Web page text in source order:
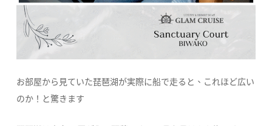
お部屋から見ていた琵琶湖が実際に船で走ると、これほど広い
のか！と驚きます